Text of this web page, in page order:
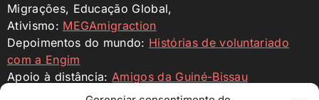
Migrações, Educação Global,
Ativismo: MEGAmigraction
Depoimentos do mundo: Histórias de voluntariado
com a Engim
Apoio à distância: Amigos da Guiné-Bissau
Engim Internazionale:
ENGIM ONG